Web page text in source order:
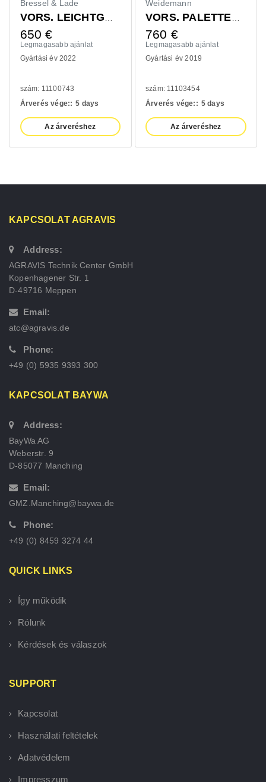
Bressel & Lade
VORS. LEICHTGUTSCHAUFEL 1400MM
650 €
Legmagasabb ajánlat
Gyártási év 2022
szám: 11100743
Árverés vége:: 5 days
Az árveréshez
Weidemann
VORS. PALETTENGABEL 1200MM
760 €
Legmagasabb ajánlat
Gyártási év 2019
szám: 11103454
Árverés vége:: 5 days
Az árveréshez
KAPCSOLAT AGRAVIS
Address:
AGRAVIS Technik Center GmbH
Kopenhagener Str. 1
D-49716 Meppen
Email:
atc@agravis.de
Phone:
+49 (0) 5935 9393 300
KAPCSOLAT BAYWA
Address:
BayWa AG
Weberstr. 9
D-85077 Manching
Email:
GMZ.Manching@baywa.de
Phone:
+49 (0) 8459 3274 44
QUICK LINKS
Így működik
Rólunk
Kérdések és válaszok
SUPPORT
Kapcsolat
Használati feltételek
Adatvédelem
Impresszum